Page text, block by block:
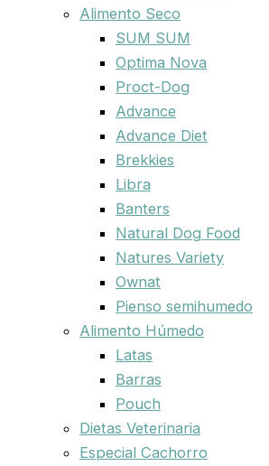
Alimento Seco
SUM SUM
Optima Nova
Proct-Dog
Advance
Advance Diet
Brekkies
Libra
Banters
Natural Dog Food
Natures Variety
Ownat
Pienso semihumedo
Alimento Húmedo
Latas
Barras
Pouch
Dietas Veterinaria
Especial Cachorro